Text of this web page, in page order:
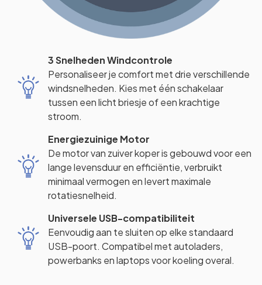
3 Snelheden Windcontrole
Personaliseer je comfort met drie verschillende
windsnelheden. Kies met één schakelaar
tussen een licht briesje of een krachtige
stroom.
Energiezuinige Motor
De motor van zuiver koper is gebouwd voor een
lange levensduur en efficiëntie, verbruikt
minimaal vermogen en levert maximale
rotatiesnelheid.
Universele USB-compatibiliteit
Eenvoudig aan te sluiten op elke standaard
USB-poort. Compatibel met autoladers,
powerbanks en laptops voor koeling overal.